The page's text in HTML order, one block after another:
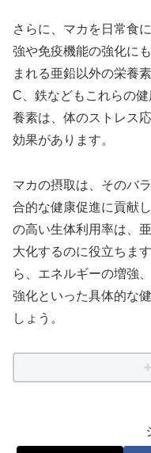
さらに、マカを日常食
強や免疫機能の強化に
まれる亜鉛以外の栄養
C、鉄などもこれらの
養素は、体のストレス
効果があります。
マカの摂取は、そのバ
合的な健康促進に貢献
の高い生体利用率は、
大化するのに役立ちま
ら、エネルギーの増強
強化といった具体的な
しょう。